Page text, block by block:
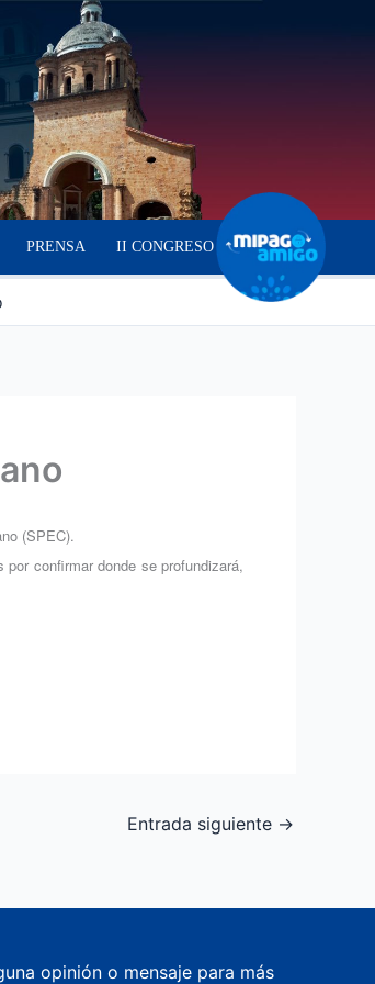
PRENSA II CONGRESO
(SPEC).
confirmar donde se profundizará,
Entrada siguiente →
opinión o mensaje para más